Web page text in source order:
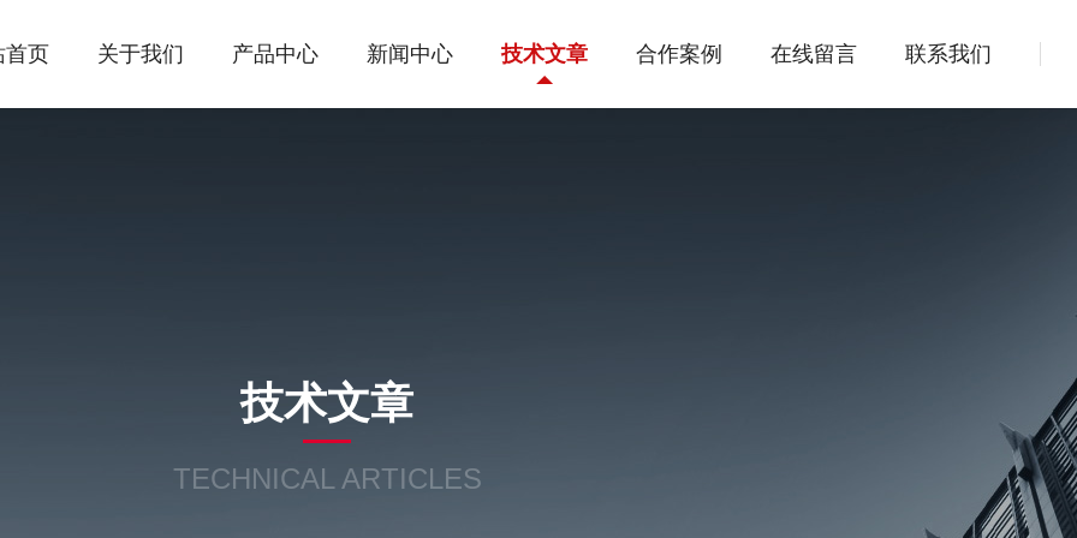
首页 关于我们 产品中心 新闻中心 技术文章 合作案例 在线留言 联系我们
技术文章
TECHNICAL ARTICLES